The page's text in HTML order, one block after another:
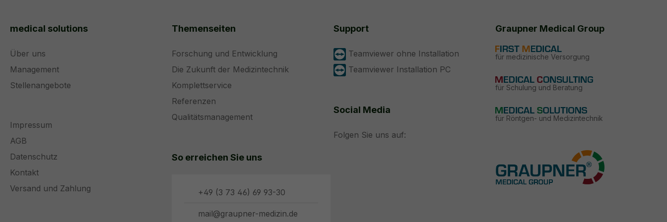
medical solutions
Über uns
Management
Stellenangebote
Impressum
AGB
Datenschutz
Kontakt
Versand und Zahlung
Themenseiten
Forschung und Entwicklung
Die Zukunft der Medizintechnik
Komplettservice
Referenzen
Qualitätsmanagement
So erreichen Sie uns
+49 (3 73 46) 69 93-30
mail@graupner-medizin.de
Support
Teamviewer ohne Installation
Teamviewer Installation PC
Social Media
Folgen Sie uns auf:
Graupner Medical Group
für medizinische Versorgung
für Schulung und Beratung
für Röntgen- und Medizintechnik